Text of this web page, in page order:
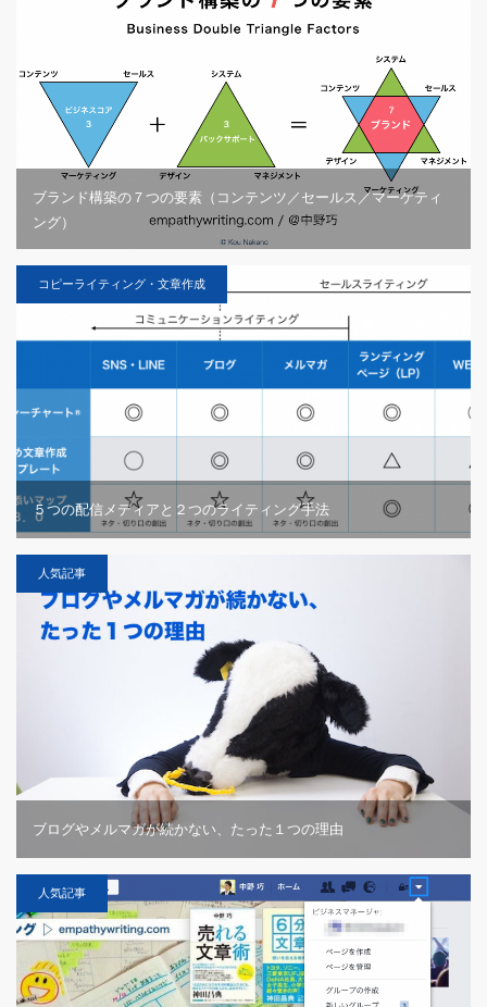
ブランド構築の７つの要素（コンテンツ／セールス／マーケティ
ング）
コピーライティング・文章作成
５つの配信メディアと２つのライティング手法
人気記事
ブログやメルマガが続かない、たった１つの理由
人気記事